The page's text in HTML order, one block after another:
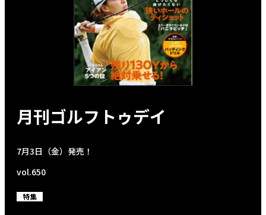
月刊ゴルフトゥデイ
7月3日（金）発売！
vol.650
特集